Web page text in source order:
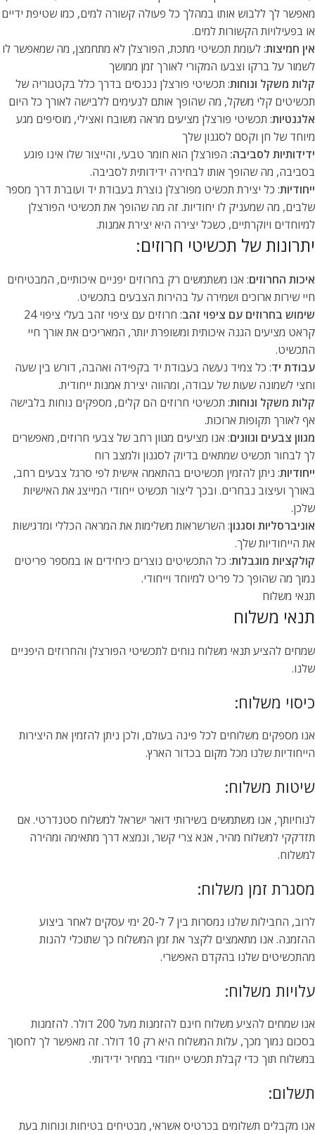
מאפשר לך ללבוש אותו במהלך כל פעולה קשורה למים, כמו שטיפת ידיים
או בפעילויות הקשורות למים.
אין חמיצות: לעומת תכשיטי מתכת, הפורצלן לא מתחמצן, מה שמאפשר לו
לשמור על ברקו וצבעו המקורי לאורך זמן ממושך
קלות משקל ונוחות: תכשיטי פורצלן נכנסים בדרך כלל בקטגוריה של
תכשיטים קלי משקל, מה שהופך אותם לנעימים ללבישה לאורך כל היום
אלגנטיות: תכשיטי פורצלן מציעים מראה משובח ואצילי, מוסיפים מגע
מיוחד של חן וקסם לסגנון שלך
ידידותיות לסביבה: הפורצלן הוא חומר טבעי, והייצור שלו אינו פוגע
בסביבה, מה שהופך אותו לבחירה ידידותית לסביבה.
ייחודיות: כל יצירת תכשיט מפורצלן נוצרת בעבודת יד ועוברת דרך מספר
שלבים, מה שמעניק לו יחודיות. זה מה שהופך את תכשיטי הפורצלן
למיוחדים ויוקרתיים, כשכל יצירה היא יצירת אמנות.
יתרונות של תכשיטי חרוזים:
איכות החרוזים: אנו משתמשים רק בחרוזים יפניים איכותיים, המבטיחים
חיי שירות ארוכים ושמירה על בהירות הצבעים בתכשיט.
שימוש בחרוזים עם ציפוי זהב
: חרוזים עם ציפוי זהב בעלי ציפוי 24
קראט מציעים הגנה איכותית ומשופרת יותר, המאריכים את אורך חיי
התכשיט.
עבודת יד: כל צמיד נעשה בעבודת יד בקפידה ואהבה, דורש בין שעה
וחצי לשמונה שעות של עבודה, ומהווה יצירת אמנות ייחודית.
קלות משקל ונוחות: תכשיטי חרוזים הם קלים, מספקים נוחות בלבישה
אף לאורך תקופות ארוכות.
מגוון צבעים וגוונים: אנו מציעים מגוון רחב של צבעי חרוזים, מאפשרים
לך לבחור תכשיט שמתאים בדיוק לסגנון ולמצב רוח
ייחודיות: ניתן להזמין תכשיטים בהתאמה אישית לפי סרגל צבעים רחב,
באורך ועיצוב נבחרים. ובכך ליצור תכשיט ייחודי המייצג את האישיות
שלכן.
אוניברסליות וסגנון: השרשראות משלימות את המראה הכללי ומדגישות
את הייחודיות שלך.
קולקציות מוגבלות: כל התכשיטים נוצרים כיחידים או במספר פריטים
נמוך מה שהופך כל פריט למיוחד וייחודי.
תנאי משלוח
תנאי משלוח
שמחים להציע תנאי משלוח נוחים לתכשיטי הפורצלן והחרוזים היפניים
שלנו.
כיסוי משלוח:
אנו מספקים משלוחים לכל פינה בעולם, ולכן ניתן להזמין את היצירות
הייחודיות שלנו מכל מקום בכדור הארץ.
שיטות משלוח:
לנוחיותך, אנו משתמשים בשירותי דואר ישראל למשלוח סטנדרטי. אם
תזדקקי למשלוח מהיר, אנא צרי קשר, ונמצא דרך מתאימה ומהירה
למשלוח.
מסגרת זמן משלוח:
לרוב, החבילות שלנו נמסרות בין 7 ל-20 ימי עסקים לאחר ביצוע
ההזמנה. אנו מתאמצים לקצר את זמן המשלוח כך שתוכלי להנות
מהתכשיטים שלנו בהקדם האפשרי.
עלויות משלוח:
אנו שמחים להציע משלוח חינם להזמנות מעל 200 דולר. להזמנות
בסכום נמוך מכך, עלות המשלוח היא רק 10 דולר. זה מאפשר לך לחסוך
במשלוח תוך כדי קבלת תכשיט ייחודי במחיר ידידותי.
תשלום:
אנו מקבלים תשלומים בכרטיס אשראי, מבטיחים בטיחות ונוחות בעת